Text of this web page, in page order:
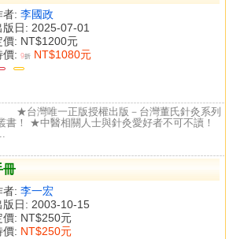
者: 李國政
版日: 2025-07-01
價: NT$1200元
價: 9折 NT$1080元
★台灣唯一正版授權出版－台灣董氏針灸系列
書！ ★中醫相關人士與針灸愛好者不可不讀！
冊
者: 李一宏
版日: 2003-10-15
價: NT$250元
價: NT$250元